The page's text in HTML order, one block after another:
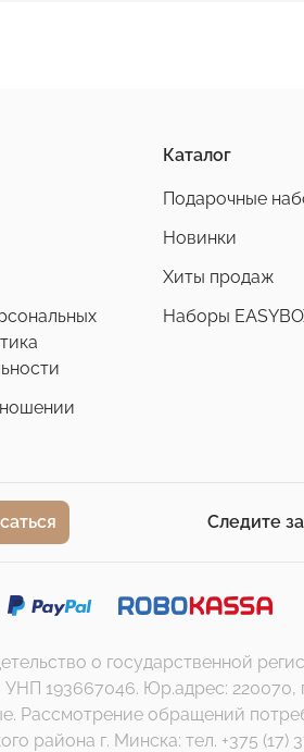
Каталог
Подарочные
Новинки
Хиты продаж
Наборы
Следите
о государственной
193667046. Юр.адрес: 220070,
Рассмотрение обращений
района г. Минска: тел. +375 (17)